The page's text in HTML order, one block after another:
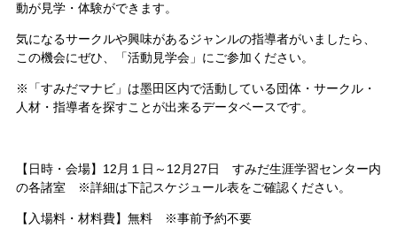
動が見学・体験ができます。
気になるサークルや興味があるジャンルの指導者がいましたら、
この機会にぜひ、「活動見学会」にご参加ください。
※「すみだマナビ」は墨田区内で活動している団体・サークル・
人材・指導者を探すことが出来るデータベースです。
【日時・会場】12月１日～12月27日 すみだ生涯学習センター内
の各諸室 ※詳細は下記スケジュール表をご確認ください。
【入場料・材料費】無料 ※事前予約不要